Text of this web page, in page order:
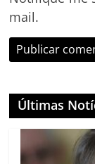
mail.
Últimas